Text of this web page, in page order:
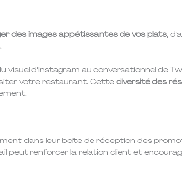
des images appétissantes de vos plats,
.
d’Instagram au conversationnel de
votre restaurant. Cettediversité des
dans leur boîte de réception des
peut renforcer la relation client et